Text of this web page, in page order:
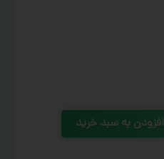
افزودن به سبد خرید